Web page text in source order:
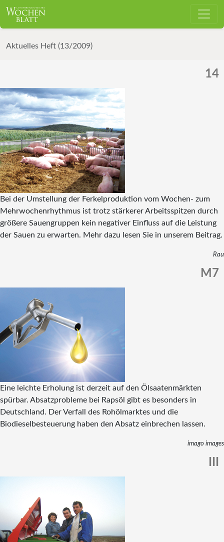
Aktuelles Heft (13/2009)
14
Bei der Umstellung der Ferkelproduktion vom Wochen- zum
Mehrwochenrhythmus ist trotz stärkerer Arbeitsspitzen durch
größere Sauengruppen kein negativer Einfluss auf die Leistung
der Sauen zu erwarten. Mehr dazu lesen Sie in unserem Beitrag.
Rau
M7
Eine leichte Erholung ist derzeit auf den Ölsaatenmärkten
spürbar. Absatzprobleme bei Rapsöl gibt es besonders in
Deutschland. Der Verfall des Rohölmarktes und die
Biodieselbesteuerung haben den Absatz einbrechen lassen.
imago images